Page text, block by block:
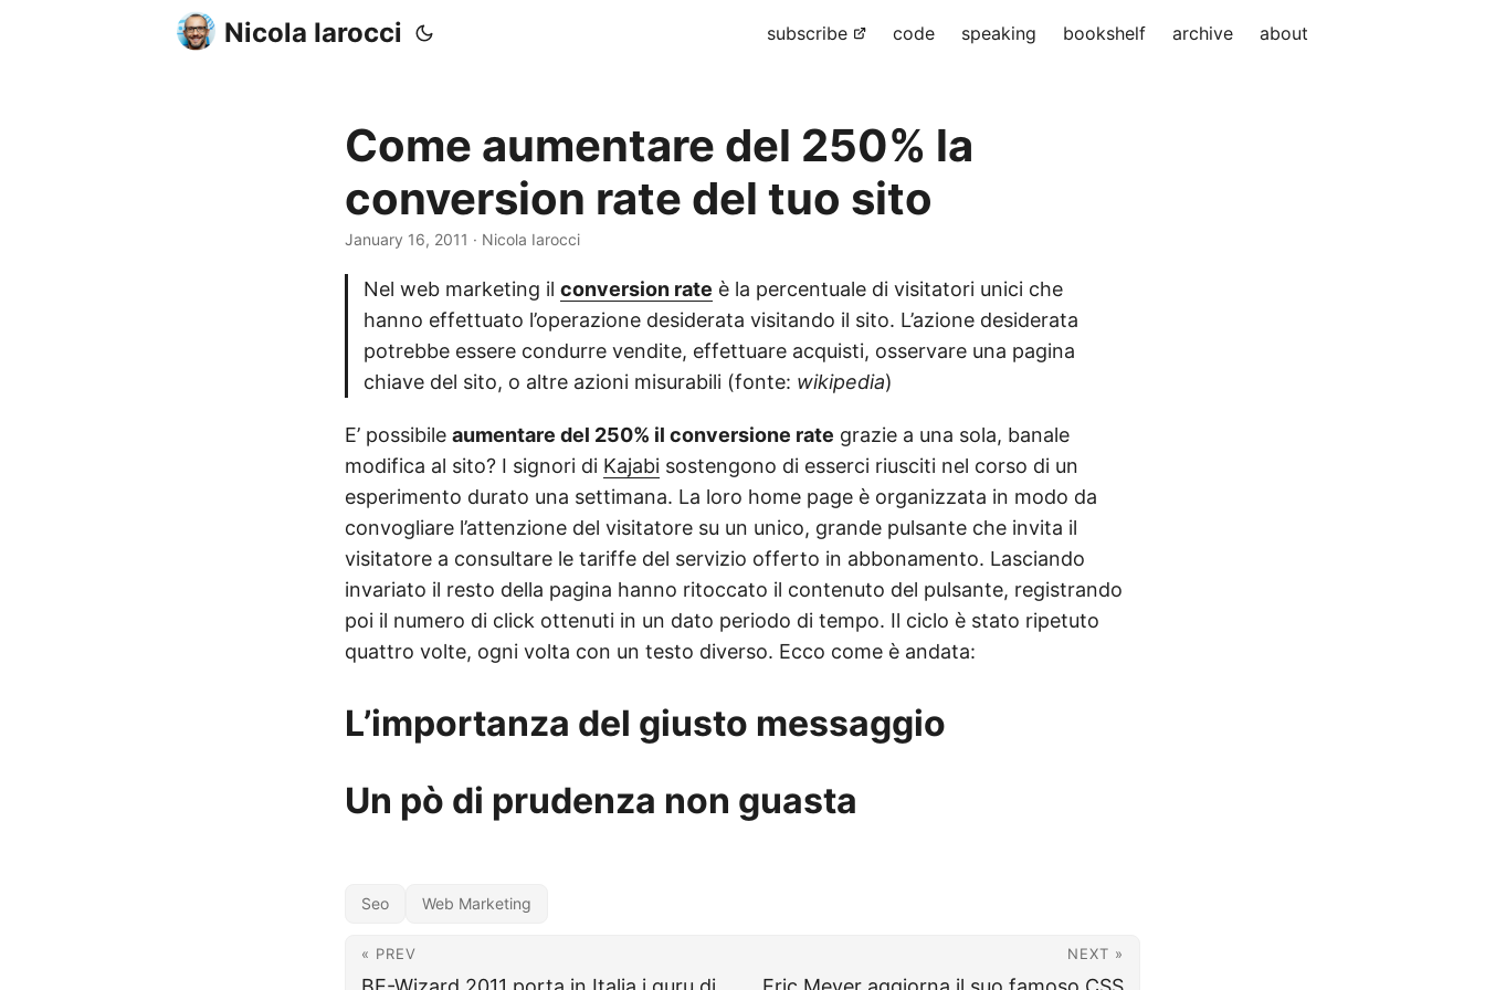
Nicola Iarocci subscribe code speaking bookshelf archive about
Come aumentare del 250% la
conversion rate del tuo sito
January 16, 2011 · Nicola Iarocci
Nel web marketing il conversion rate è la percentuale di visitatori unici che
hanno effettuato l’operazione desiderata visitando il sito. L’azione desiderata
potrebbe essere condurre vendite, effettuare acquisti, osservare una pagina
chiave del sito, o altre azioni misurabili (fonte: wikipedia)
E’ possibile aumentare del 250% il conversione rate grazie a una sola, banale
modifica al sito? I signori di Kajabi sostengono di esserci riusciti nel corso di un
esperimento durato una settimana. La loro home page è organizzata in modo da
convogliare l’attenzione del visitatore su un unico, grande pulsante che invita il
visitatore a consultare le tariffe del servizio offerto in abbonamento. Lasciando
invariato il resto della pagina hanno ritoccato il contenuto del pulsante, registrando
poi il numero di click ottenuti in un dato periodo di tempo. Il ciclo è stato ripetuto
quattro volte, ogni volta con un testo diverso. Ecco come è andata:
L’importanza del giusto messaggio
Un pò di prudenza non guasta
Seo Web Marketing
« PREV NEXT »